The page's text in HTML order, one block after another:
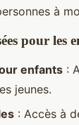
à
pour les
enfants :
jeunes.
: Accès à